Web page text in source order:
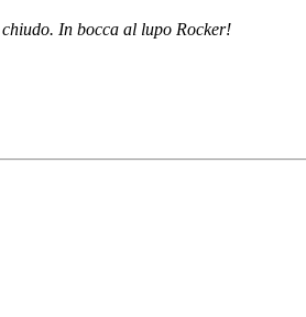
In bocca al lupo Rocker!